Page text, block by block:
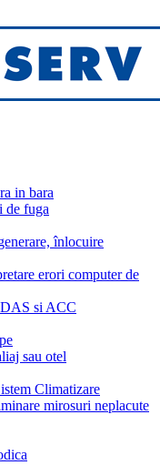
in bara
de fuga
înlocuire
erori computer de
si ACC
sau otel
Climatizare
mirosuri neplacute